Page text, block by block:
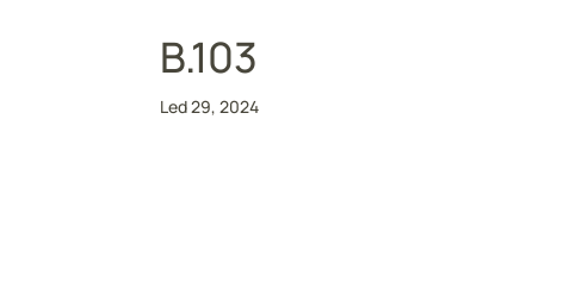
B.103
Led 29, 2024